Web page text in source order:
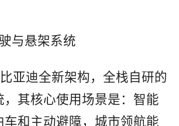
与悬架系统
亚迪全新架构，全栈自研的
其核心使用场景是：智能
和主动避障，城市领航能